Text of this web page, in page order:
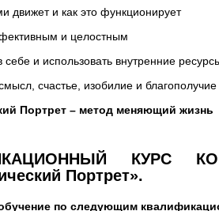
движет и как это функционирует
и целостным
себе и использовать внутренние
счастье, изобилие и благополучие
Портрет – метод меняющий жизнь
КУРС
Портрет».
по следующим